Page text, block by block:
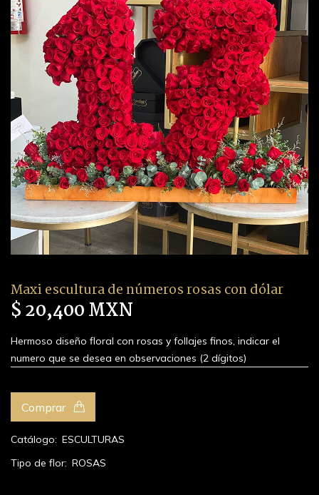
Maxi escultura de números rosas con dólar
$ 20,400 MXN
Hermoso diseño floral con rosas y follajes finos, indicar el
numero que se desea en observaciones (2 dígitos)
Comprar
Catálogo: ESCULTURAS
Tipo de flor: ROSAS